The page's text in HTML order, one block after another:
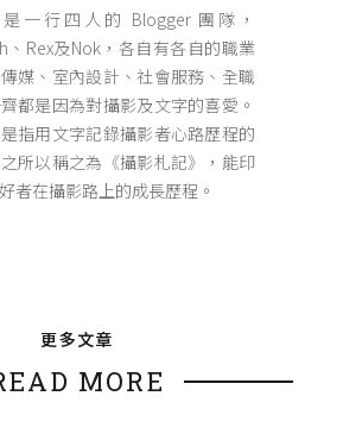
是一行四人的 Blogger 團隊，
、Rex及Nok，各自有各自的職業
媒、室內設計、社會服務、全職
都是因為對攝影及文字的喜愛。
是指用文字記錄攝影者心路歷程的
所以稱之為《攝影札記》，能印
者在攝影路上的成長歷程。
更多文章
MORE